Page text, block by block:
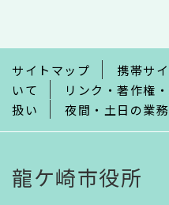
で
サイトマップ 携帯サ
いて
リンク・著作権
扱い
夜間・土日の業務
龍ケ崎市役所